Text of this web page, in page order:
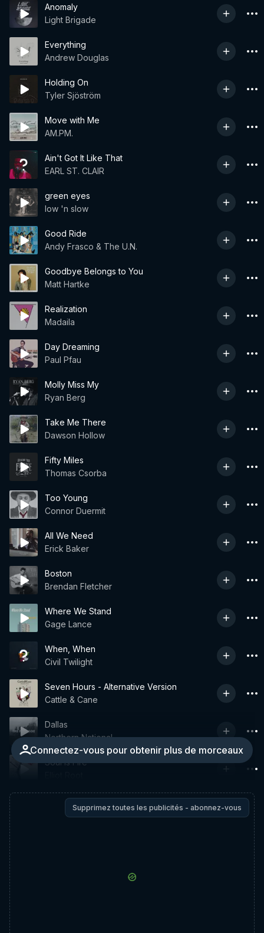
Anomaly
Light Brigade
Everything
Andrew Douglas
Holding On
Tyler Sjöström
Move with Me
AM.PM.
Ain't Got It Like That
EARL ST. CLAIR
green eyes
low 'n slow
Good Ride
Andy Frasco & The U.N.
Goodbye Belongs to You
Matt Hartke
Realization
Madaila
Day Dreaming
Paul Pfau
Molly Miss My
Ryan Berg
Take Me There
Dawson Hollow
Fifty Miles
Thomas Csorba
Too Young
Connor Duermit
All We Need
Erick Baker
Boston
Brendan Fletcher
Where We Stand
Gage Lance
When, When
Civil Twilight
Seven Hours - Alternative Version
Cattle & Cane
Connectez-vous pour obtenir plus de morceaux
Dallas
Northern National
Soul Is Fire
Supprimez toutes les publicités - abonnez-vous